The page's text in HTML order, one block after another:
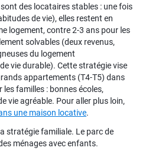
des locataires stables : une fois
de vie), elles restent en
logement, contre 2-3 ans pour les
solvables (deux revenus,
du logement
vie durable). Cette stratégie vise
appartements (T4-T5) dans
familles : bonnes écoles,
vie agréable. Pour aller plus loin,
une maison locative.
stratégie familiale. Le parc de
ménages avec enfants.